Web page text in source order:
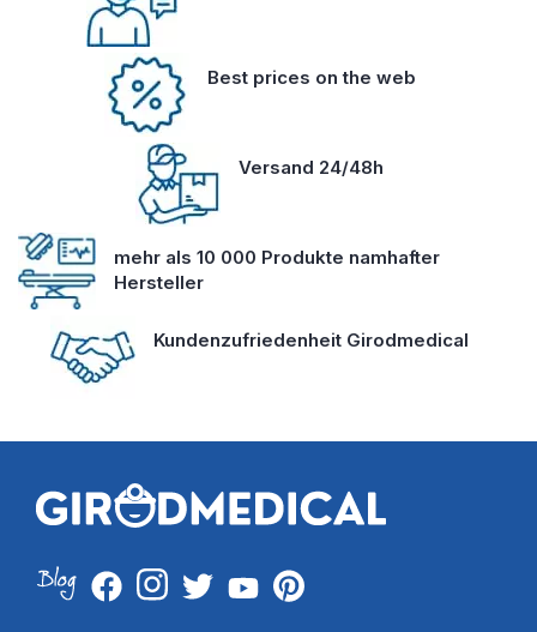
Best prices on the web
Versand 24/48h
mehr als 10 000 Produkte namhafter
Hersteller
Kundenzufriedenheit Girodmedical